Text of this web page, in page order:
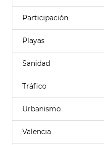
Participación
Playas
Sanidad
Tráfico
Urbanismo
Valencia